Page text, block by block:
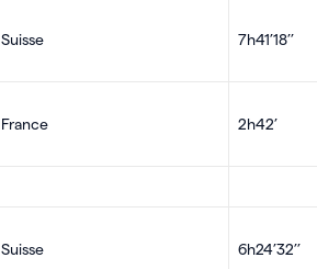
Suisse 7h41’18’’
France 2h42’
Suisse 6h24’32’’